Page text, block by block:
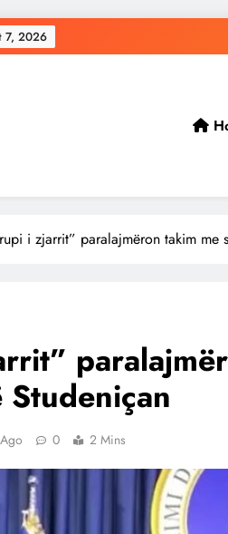
7, 2026
Macedonia
i zjarrit” paralajmëron takim me
Studeniçan
0 2 Mins